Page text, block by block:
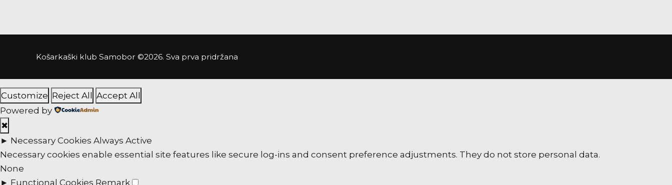
Košarkaški klub Samobor ©2026. Sva prva pridržana
Customize Reject All
Accept All
Powered by
✖
► Necessary Cookies Always Active
Necessary cookies enable essential site features like secure log-ins and consent preference adjustments. They do not store personal data.
None
► Functional Cookies Remark